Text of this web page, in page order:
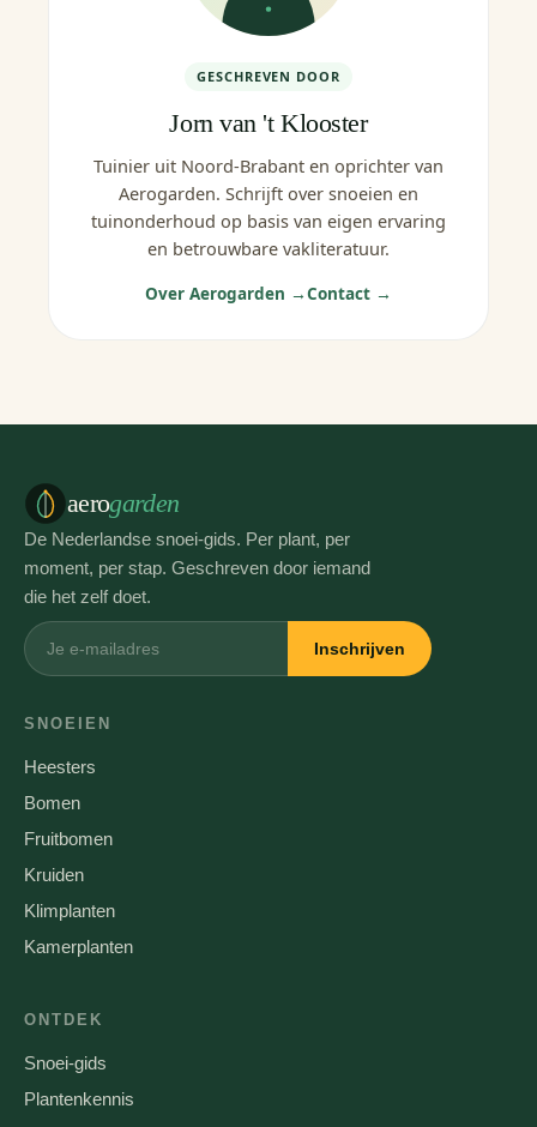
GESCHREVEN DOOR
Jorn van 't Klooster
Tuinier uit Noord-Brabant en oprichter van
Aerogarden. Schrijft over snoeien en
tuinonderhoud op basis van eigen ervaring
en betrouwbare vakliteratuur.
Over Aerogarden →Contact →
aerogarden
De Nederlandse snoei-gids. Per plant, per
moment, per stap. Geschreven door iemand
die het zelf doet.
Inschrijven
SNOEIEN
Heesters
Bomen
Fruitbomen
Kruiden
Klimplanten
Kamerplanten
ONTDEK
Snoei-gids
Plantenkennis